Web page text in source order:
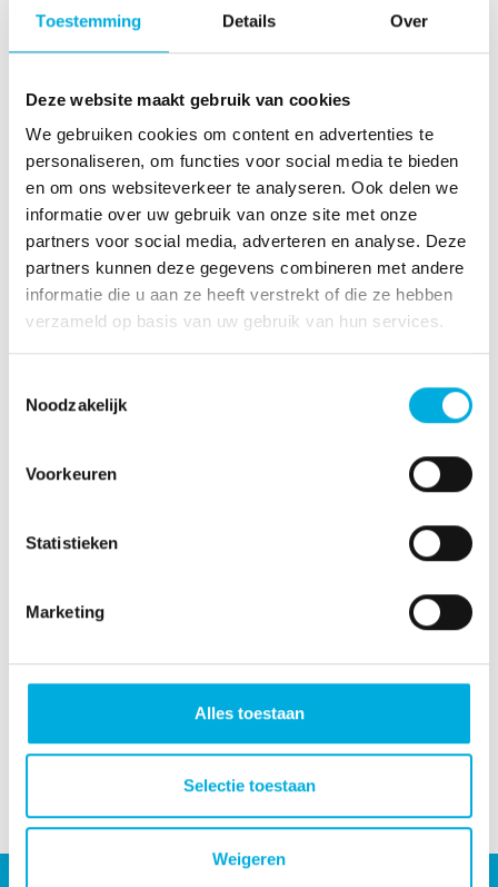
Toestemming Details Over
Deze website maakt gebruik van cookies
We gebruiken cookies om content en advertenties te
personaliseren, om functies voor social media te bieden
en om ons websiteverkeer te analyseren. Ook delen we
informatie over uw gebruik van onze site met onze
partners voor social media, adverteren en analyse. Deze
partners kunnen deze gegevens combineren met andere
informatie die u aan ze heeft verstrekt of die ze hebben
verzameld op basis van uw gebruik van hun services.
Noodzakelijk
Voorkeuren
Statistieken
Marketing
Alles toestaan
Selectie toestaan
Weigeren
+31 (0)229 - 711 111
frits.tjalsma@batenburg.nl
Meer over ons
Bekijk hier onze andere services:
Software
Research &
Development
engineering
Energieoplossingen